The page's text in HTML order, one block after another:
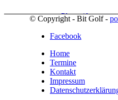
Platzreife
Golfregeln
© Copyright - Bit Golf -
Facebook
Home
Termine
Kontakt
Impressum